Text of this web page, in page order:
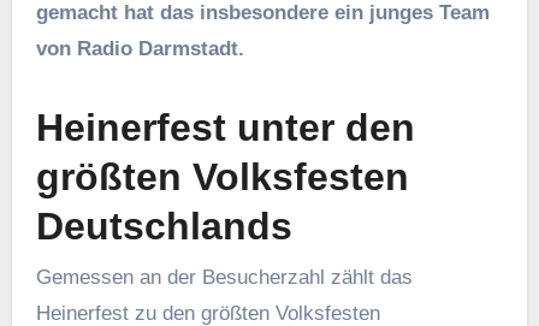
gemacht hat das insbesondere ein junges Team
von Radio Darmstadt.
Heinerfest unter den
größten Volksfesten
Deutschlands
Gemessen an der Besucherzahl zählt das
Heinerfest zu den größten Volksfesten